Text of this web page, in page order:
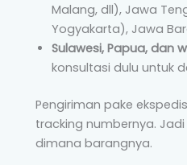
Malang, dll), Jawa
Yogyakarta), Jawa
Sulawesi, Papua, dan
konsultasi dulu untuk
Pengiriman pake
tracking numbernya.
dimana barangnya.